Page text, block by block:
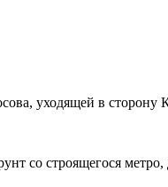
уходящей в сторону
со строящегося